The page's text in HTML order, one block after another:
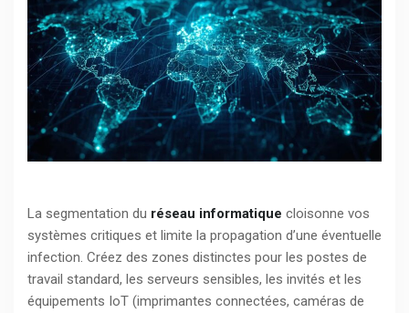
La segmentation du réseau informatique cloisonne vos
systèmes critiques et limite la propagation d’une éventuelle
infection. Créez des zones distinctes pour les postes de
travail standard, les serveurs sensibles, les invités et les
équipements IoT (imprimantes connectées, caméras de